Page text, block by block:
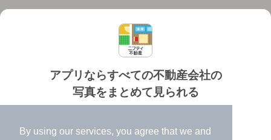
By using our services, you agree that we and
アプリならすべての不動産会社の
写真をまとめて見られる
✔️
高速表示で似た物件も見つけやすい
個人情報保護ポリシー 利用規約